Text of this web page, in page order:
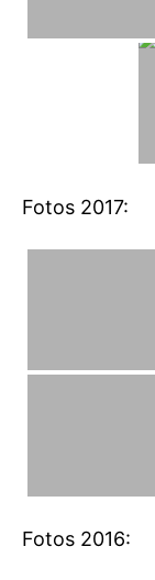
Fotos 2017:
Fotos 2016: